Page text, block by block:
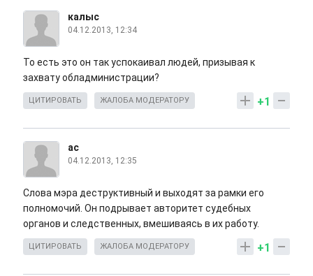
калыс
04.12.2013, 12:34
То есть это он так успокаивал людей, призывая к
захвату обладминистрации?
+1
ЦИТИРОВАТЬ ЖАЛОБА МОДЕРАТОРУ
ас
04.12.2013, 12:35
Слова мэра деструктивный и выходят за рамки его
полномочий. Он подрывает авторитет судебных
органов и следственных, вмешиваясь в их работу.
+1
ЦИТИРОВАТЬ ЖАЛОБА МОДЕРАТОРУ